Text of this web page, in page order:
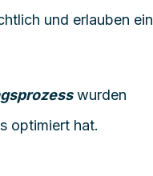
und erlauben ein
wurden
optimiert hat.